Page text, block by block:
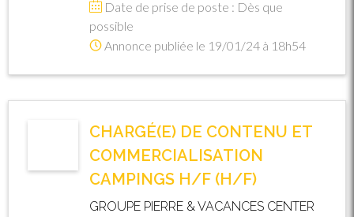
Date de prise de poste : Dès que
possible
Annonce publiée le 19/01/24 à 18h54
CHARGÉ(E) DE CONTENU ET
COMMERCIALISATION
CAMPINGS H/F (H/F)
GROUPE PIERRE & VACANCES CENTER